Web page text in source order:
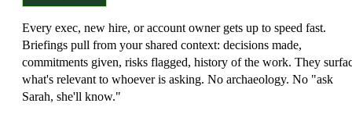
Every exec, new hire, or account owner gets up to speed fast.
Briefings pull from your shared context: decisions made,
commitments given, risks flagged, history of the work. They
what's relevant to whoever is asking. No archaeology. No "ask
Sarah, she'll know."